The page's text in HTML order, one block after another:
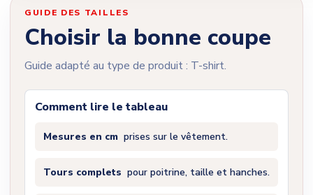
GUIDE DES TAILLES
Choisir la bonne coupe
Guide adapté au type de produit : T-shirt.
Comment lire le tableau
Mesures en cm prises sur le vêtement.
Tours complets pour poitrine, taille et hanches.